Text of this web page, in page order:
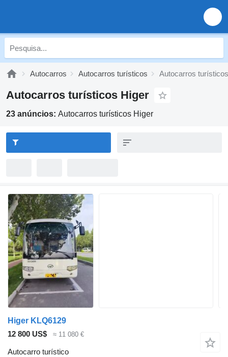
Autocarros Autocarros turísticos Autocarros
Autocarros turísticos Higer
23 anúncios: Autocarros turísticos Higer
Higer KLQ6129
12 800 US$
≈ 11 080 €
Autocarro turístico